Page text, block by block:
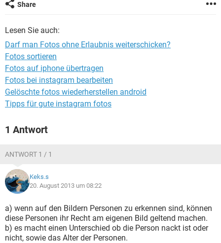
Share
Lesen Sie auch:
Darf man Fotos ohne Erlaubnis weiterschicken?
Fotos sortieren
Fotos auf iphone übertragen
Fotos bei instagram bearbeiten
Gelöschte fotos wiederherstellen android
Tipps für gute instagram fotos
1 Antwort
ANTWORT 1 / 1
Keks.s
20. August 2013 um 08:22
a) wenn auf den Bildern Personen zu erkennen sind, können
diese Personen ihr Recht am eigenen Bild geltend machen.
b) es macht einen Unterschied ob die Person nackt ist oder
nicht, sowie das Alter der Personen.